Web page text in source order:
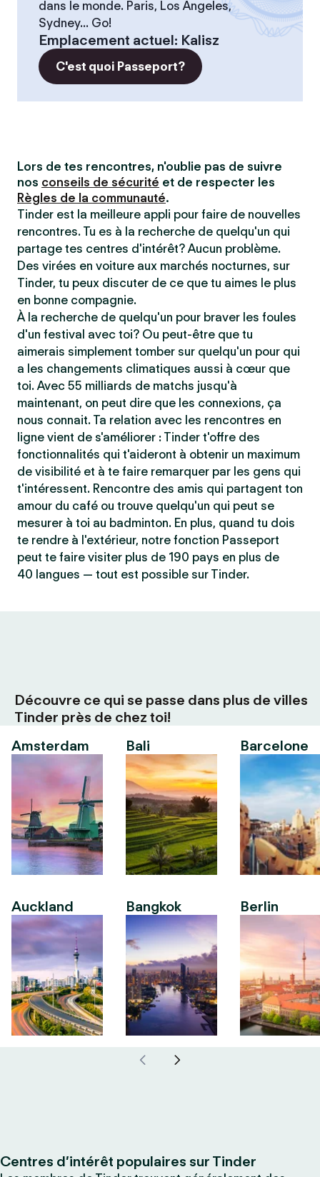
dans le monde. Paris, Los Angeles,
Sydney... Go!
Emplacement actuel: Kalisz
C'est quoi Passeport?
Lors de tes rencontres, n'oublie pas de suivre
nos conseils de sécurité et de respecter les
Règles de la communauté.
Tinder est la meilleure appli pour faire de nouvelles
rencontres. Tu es à la recherche de quelqu'un qui
partage tes centres d'intérêt? Aucun problème.
Des virées en voiture aux marchés nocturnes, sur
Tinder, tu peux discuter de ce que tu aimes le plus
en bonne compagnie.
À la recherche de quelqu'un pour braver les foules
d'un festival avec toi? Ou peut-être que tu
aimerais simplement tomber sur quelqu'un pour qui
a les changements climatiques aussi à cœur que
toi. Avec 55 milliards de matchs jusqu'à
maintenant, on peut dire que les connexions, ça
nous connait. Ta relation avec les rencontres en
ligne vient de s'améliorer : Tinder t'offre des
fonctionnalités qui t'aideront à obtenir un maximum
de visibilité et à te faire remarquer par les gens qui
t'intéressent. Rencontre des amis qui partagent ton
amour du café ou trouve quelqu'un qui peut se
mesurer à toi au badminton. En plus, quand tu dois
te rendre à l'extérieur, notre fonction Passeport
peut te faire visiter plus de 190 pays en plus de
40 langues — tout est possible sur Tinder.
Découvre ce qui se passe dans plus de villes
Tinder près de chez toi!
Amsterdam
Auckland
Bali
Bangkok
Barcelone
Berlin
Centres d’intérêt populaires sur Tinder